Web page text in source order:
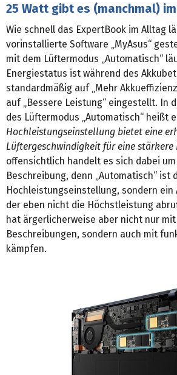
25 Watt gibt es (manchmal)
Wie schnell das ExpertBook im Alltag
vorinstallierte Software „MyAsus“
mit dem Lüftermodus „Automatisch“
Energiestatus ist während des
standardmäßig auf „Mehr
auf „Bessere Leistung“ eingestellt. In
des Lüftermodus „Automatisch“ heißt
Hochleistungseinstellung bietet eine
Lüftergeschwindigkeit für eine stärkere
offensichtlich handelt es sich dabei
Beschreibung, denn „Automatisch“ ist
Hochleistungseinstellung, sondern ein
der eben nicht die Höchstleistung
hat ärgerlicherweise aber nicht nur
Beschreibungen, sondern auch mit
kämpfen.